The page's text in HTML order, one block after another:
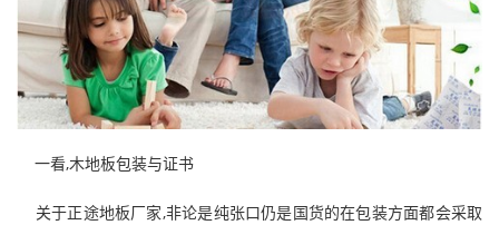
一看,木地板包装与证书
关于正途地板厂家,非论是纯张口仍是国货的在包装方面都会采取